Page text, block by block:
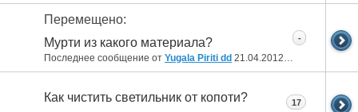
Перемещено:
Мурти из какого материала?
Последнее сообщение от Yugala Piriti dd 21.04.2012 10:16
-
Как чистить светильник от копоти? 17